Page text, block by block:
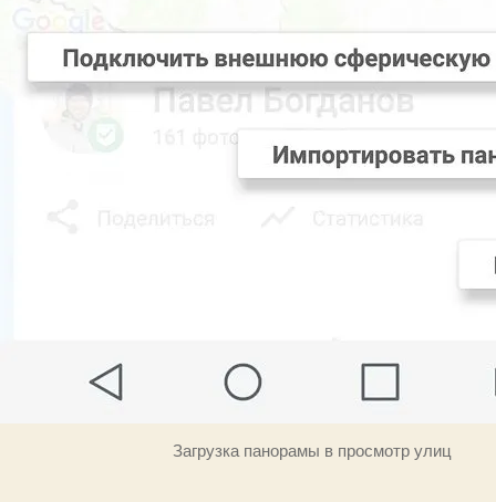
Загрузка панорамы в просмотр улиц